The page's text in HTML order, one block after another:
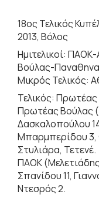
18ος Τελικός
2013, Βόλος
Ημιτελικοί:
Βούλας-
Μικρός Τελικός:
Τελικός:
Πρωτέας Βούλας
Δασκαλοπούλου
Μπαρμπερίδου 3,
Στυλιάρα, Τετενέ.
ΠΑΟΚ
Σπανίδου 11,
Ντεσρός 2.